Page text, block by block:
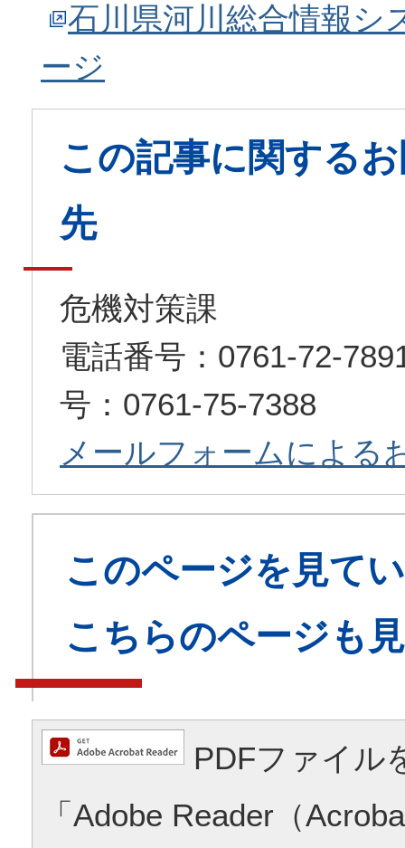
石川県河川総合情報シ
ージ
この記事に関する
先
危機対策課
電話番号：0761-72-
号：0761-75-7388
メールフォームによる
このページを見て
こちらのページも
PDFファイル
「Adobe Reader（